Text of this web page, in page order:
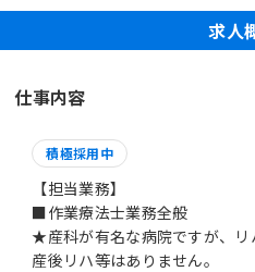
求人
仕事内容
積極採用中
【担当業務】
■作業療法士業務全般
★産科が有名な病院ですが、リ
産後リハ等はありません。